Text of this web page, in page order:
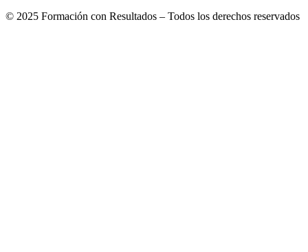
© 2025 Formación con Resultados – Todos los derechos reservados